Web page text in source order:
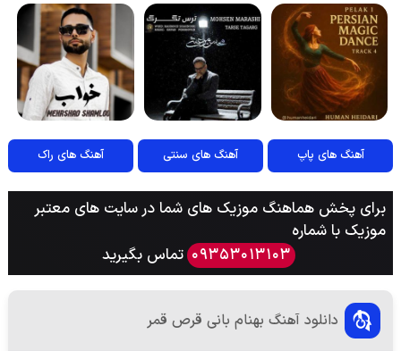
آهنگ های پاپ آهنگ های سنتی آهنگ های راک
برای پخش هماهنگ موزیک های شما در سایت های معتبر
موزیک با شماره
09353013103 تماس بگیرید
دانلود آهنگ بهنام بانی قرص قمر